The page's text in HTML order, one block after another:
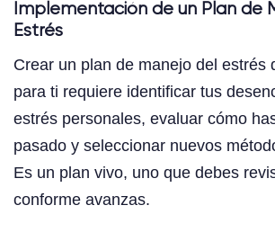
Implementación de un Plan de
Estrés
Crear un plan de manejo del estrés
para ti requiere identificar tus
estrés personales, evaluar cómo
pasado y seleccionar nuevos
Es un plan vivo, uno que debes
conforme avanzas.